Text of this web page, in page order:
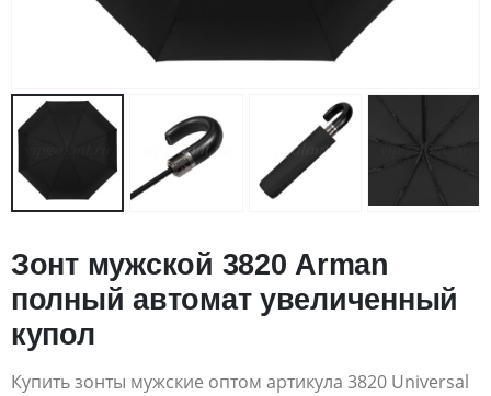
Зонт мужской 3820 Arman
полный автомат увеличенный
купол
Купить зонты мужские оптом артикула 3820 Universal